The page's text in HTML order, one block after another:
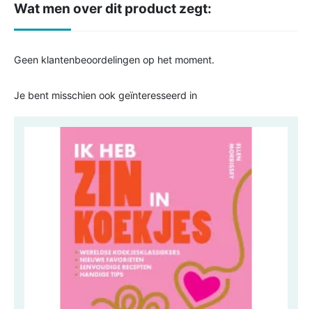
Wat men over dit product zegt:
Geen klantenbeoordelingen op het moment.
Je bent misschien ook geïnteresseerd in